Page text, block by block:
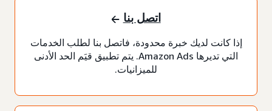
اتصل بنا
إذا كانت لديك خبرة محدودة، فاتصل بنا لطلب الخدمات
التي تديرها Amazon Ads. يتم تطبيق قيَم الحد الأدنى
للميزانيات.